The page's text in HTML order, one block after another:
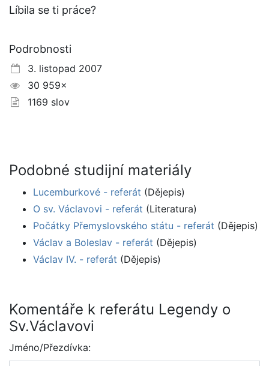
Líbila se ti práce?
Podrobnosti
3. listopad 2007
30 959×
1169 slov
Podobné studijní materiály
Lucemburkové - referát (Dějepis)
O sv. Václavovi - referát (Literatura)
Počátky Přemyslovského státu - referát (Dějepis)
Václav a Boleslav - referát (Dějepis)
Václav IV. - referát (Dějepis)
Komentáře k referátu Legendy o
Sv.Václavovi
Jméno/Přezdívka: